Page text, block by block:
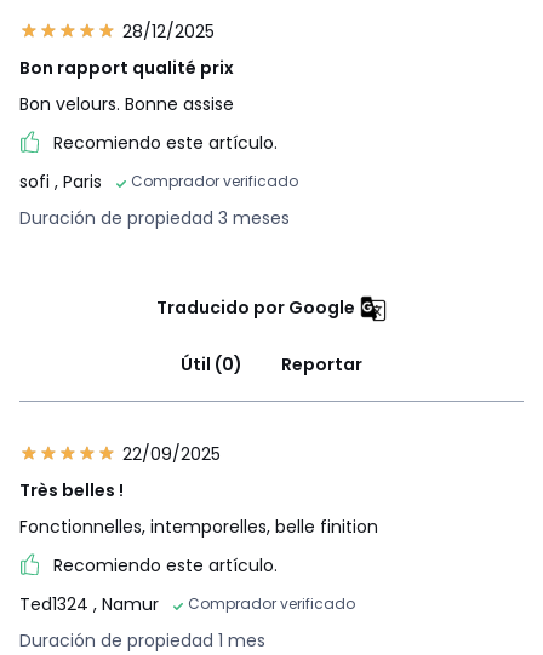
28/12/2025
Bon rapport qualité prix
Bon velours. Bonne assise
Recomiendo este artículo.
sofi , Paris Comprador verificado
Duración de propiedad 3 meses
Traducido por Google
Útil (0) Reportar
22/09/2025
Très belles !
Fonctionnelles, intemporelles, belle finition
Recomiendo este artículo.
Ted1324 , Namur Comprador verificado
Duración de propiedad 1 mes